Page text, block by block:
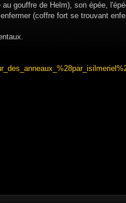
gouffre de Helm), son épée,
(coffre fort se trouvant